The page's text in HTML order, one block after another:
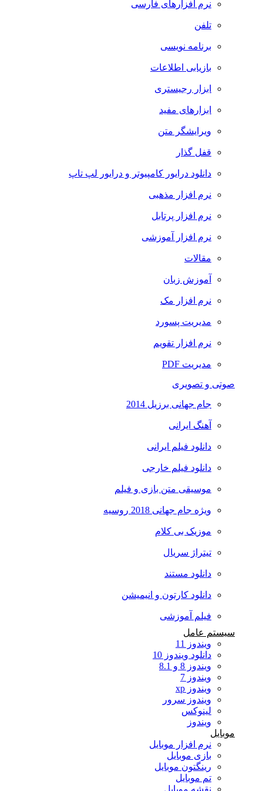
نرم افزارهای فارسی
تلفن
برنامه نویسی
بازیابی اطلاعات
ابزار رجیستری
ابزارهای مفید
ویرایشگر متن
قفل گذار
دانلود درایور کامپیوتر و درایور لپ تاپ
نرم افزار مذهبی
نرم افزار پرتابل
نرم افزار آموزشی
مقالات
آموزش زبان
نرم افزار مک
مدیریت پسورد
نرم افزار تقویم
مدیریت PDF
صوتی و تصویری
جام جهانی برزیل 2014
آهنگ ایرانی
دانلود فیلم ایرانی
دانلود فیلم خارجی
موسیقی متن بازی و فیلم
ویژه جام جهانی 2018 روسیه
موزیک بی کلام
تیتراژ سریال
دانلود مستند
دانلود کارتون و انیمیشن
فیلم آموزشی
سیستم عامل
ویندوز 11
دانلود ویندوز 10
ویندوز 8 و 8.1
ویندوز 7
ویندوز xp
ویندوز سرور
لینوکس
ویندوز
موبایل
نرم افزار موبایل
بازی موبایل
رینگتون موبایل
تم موبایل
نقشه موبایل